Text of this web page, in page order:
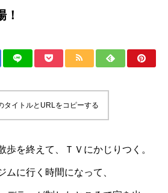
！
タイトルとURLをコピーする
歩を終えて、ＴＶにかじりつく。
ムに行く時間になって、